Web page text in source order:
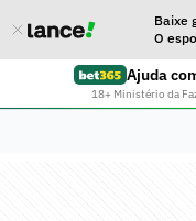
Baixe
O
Ajuda
18+ Ministério da